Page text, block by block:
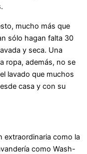
mucho más que
sólo hagan falta 30
y seca. Una
ropa, además, no se
lavado que muchos
casa y con su
extraordinaria como la
como Wash-